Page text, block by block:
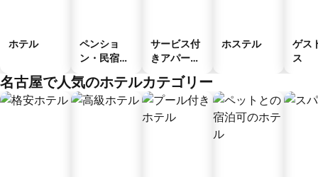
ホテル
ペンショ
ン・民宿・
ス
サービス付
きアパート
ホステル
ゲス
ス
名古屋で人気のホテルカテゴリー